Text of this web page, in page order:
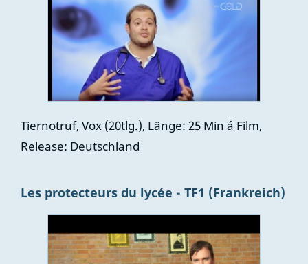
Tiernotruf, Vox (20tlg.), Länge: 25 Min á Film,
Release: Deutschland
Les protecteurs du lycée - TF1 (Frankreich)